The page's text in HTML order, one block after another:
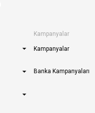
Kampanyalar
Kampanyalar
Banka Kampanyaları